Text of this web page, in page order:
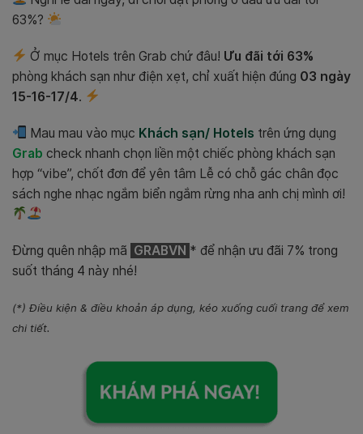
63%?
Ở mục Hotels trên Grab chứ đâu! Ưu đãi tới 63%
phòng khách sạn như điện xẹt, chỉ xuất hiện đúng 03 ngày
15-16-17/4.
Mau mau vào mục Khách sạn/ Hotels trên ứng dụng
Grab check nhanh chọn liền một chiếc phòng khách sạn
hợp “vibe”, chốt đơn để yên tâm Lễ có chỗ gác chân đọc
sách nghe nhạc ngắm biển ngắm rừng nha anh chị mình ơi!
Đừng quên nhập mã GRABVN * để nhận ưu đãi 7% trong
suốt tháng 4 này nhé!
(*) Điều kiện & điều khoản áp dụng, kéo xuống cuối trang để xem
chi tiết.